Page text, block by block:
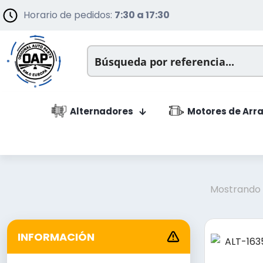
Horario de pedidos: 7:30 a 17:30
Alternadores Motores de
INFORMACIÓN
Mostrando